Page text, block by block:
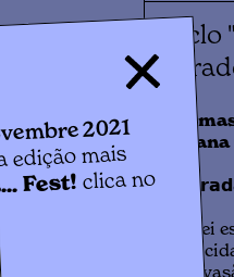
Pensei
2021
edição mais
Fest!clica no